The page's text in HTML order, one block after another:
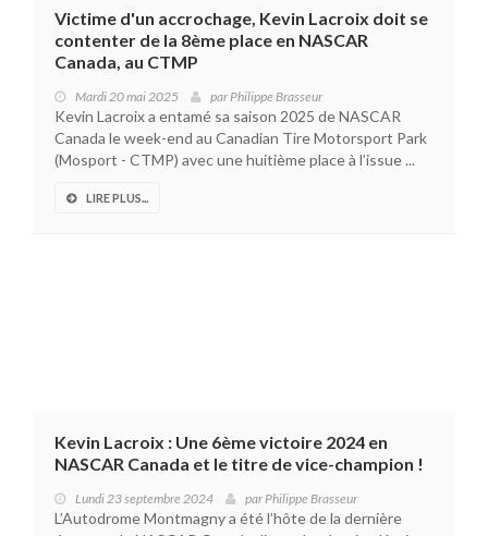
Victime d'un accrochage, Kevin Lacroix doit se
contenter de la 8ème place en NASCAR
Canada, au CTMP
Mardi 20 mai 2025 parPhilippe Brasseur
Kevin Lacroix a entamé sa saison 2025 de NASCAR
Canada le week-end au Canadian Tire Motorsport Park
(Mosport - CTMP) avec une huitième place à l’issue ...
LIRE PLUS...
Kevin Lacroix : Une 6ème victoire 2024 en
NASCAR Canada et le titre de vice-champion !
Lundi 23 septembre 2024 parPhilippe Brasseur
L’Autodrome Montmagny a été l’hôte de la dernière